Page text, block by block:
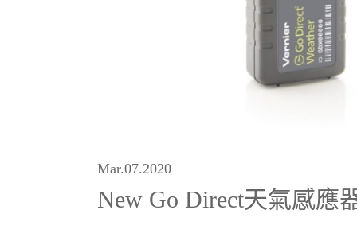
Mar.07.2020
New Go Direct天氣感應